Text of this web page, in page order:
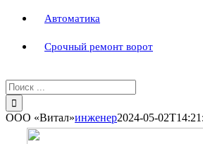
Автоматика
Срочный ремонт ворот
Результат
поиска:
ООО «Витал»инженер2024-05-